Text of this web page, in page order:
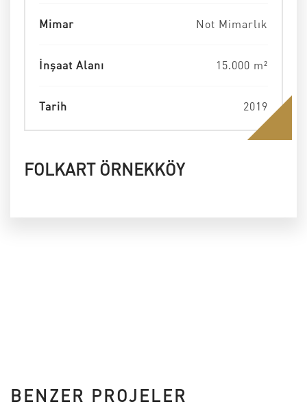
Mimar Not Mimarlık
İnşaat Alanı 15.000 m²
Tarih 2019
FOLKART ÖRNEKKÖY
BENZER PROJELER